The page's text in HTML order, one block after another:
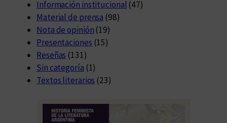
Información institucional (47)
Material de prensa (98)
Nota de opinión (19)
Presentaciones (15)
Reseñas (131)
Sin categoría (1)
Textos literarios (23)